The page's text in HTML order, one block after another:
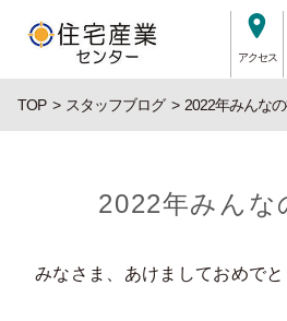
アクセス
TOP スタッフブログ 2022年みんなの
2022年みんな
みなさま、あけましておめで